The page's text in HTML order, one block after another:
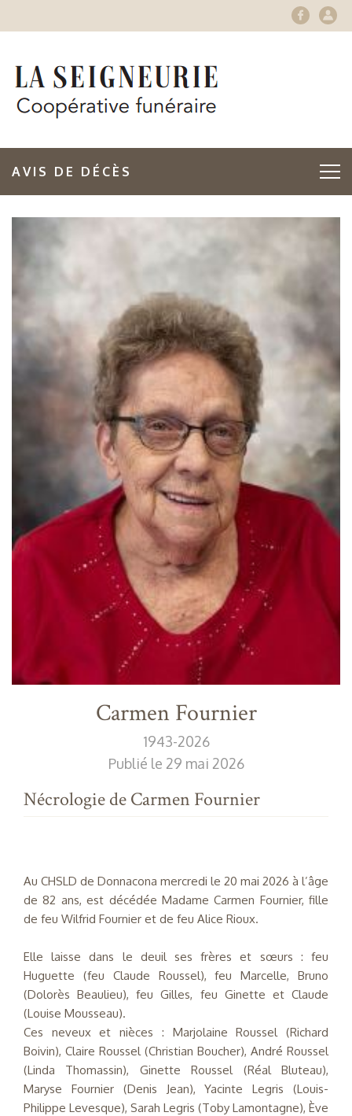
AVIS DE DÉCÈS
Carmen Fournier
1943-2026
Publié le 29 mai 2026
Nécrologie de Carmen Fournier
Au CHSLD de Donnacona mercredi le 20 mai 2026 à l’âge
de 82 ans, est décédée Madame Carmen Fournier, fille
de feu Wilfrid Fournier et de feu Alice Rioux.
Elle laisse dans le deuil ses frères et sœurs : feu
Huguette (feu Claude Roussel), feu Marcelle, Bruno
(Dolorès Beaulieu), feu Gilles, feu Ginette et Claude
(Louise Mousseau).
Ces neveux et nièces : Marjolaine Roussel (Richard
Boivin), Claire Roussel (Christian Boucher), André Roussel
(Linda Thomassin), Ginette Roussel (Réal Bluteau),
Maryse Fournier (Denis Jean), Yacinte Legris (Louis-
Philippe Levesque), Sarah Legris (Toby Lamontagne), Ève